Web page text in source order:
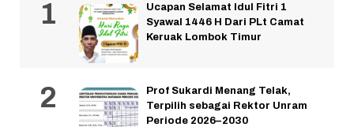
Ucapan Selamat Idul Fitri 1
Syawal 1446 H Dari PLt Camat
Keruak Lombok Timur
Prof Sukardi Menang Telak,
Terpilih sebagai Rektor Unram
Periode 2026–2030